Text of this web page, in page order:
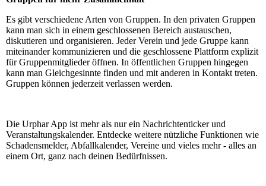
Es gibt verschiedene Arten von Gruppen. In den privaten Gruppen
kann man sich in einem geschlossenen Bereich austauschen,
diskutieren und organisieren. Jeder Verein und jede Gruppe kann
miteinander kommunizieren und die geschlossene Plattform explizit
für Gruppenmitglieder öffnen. In öffentlichen Gruppen hingegen
kann man Gleichgesinnte finden und mit anderen in Kontakt treten.
Gruppen können jederzeit verlassen werden.
Die Urphar App ist mehr als nur ein Nachrichtenticker und
Veranstaltungskalender. Entdecke weitere nützliche Funktionen wie
Schadensmelder, Abfallkalender, Vereine und vieles mehr - alles an
einem Ort, ganz nach deinen Bedürfnissen.